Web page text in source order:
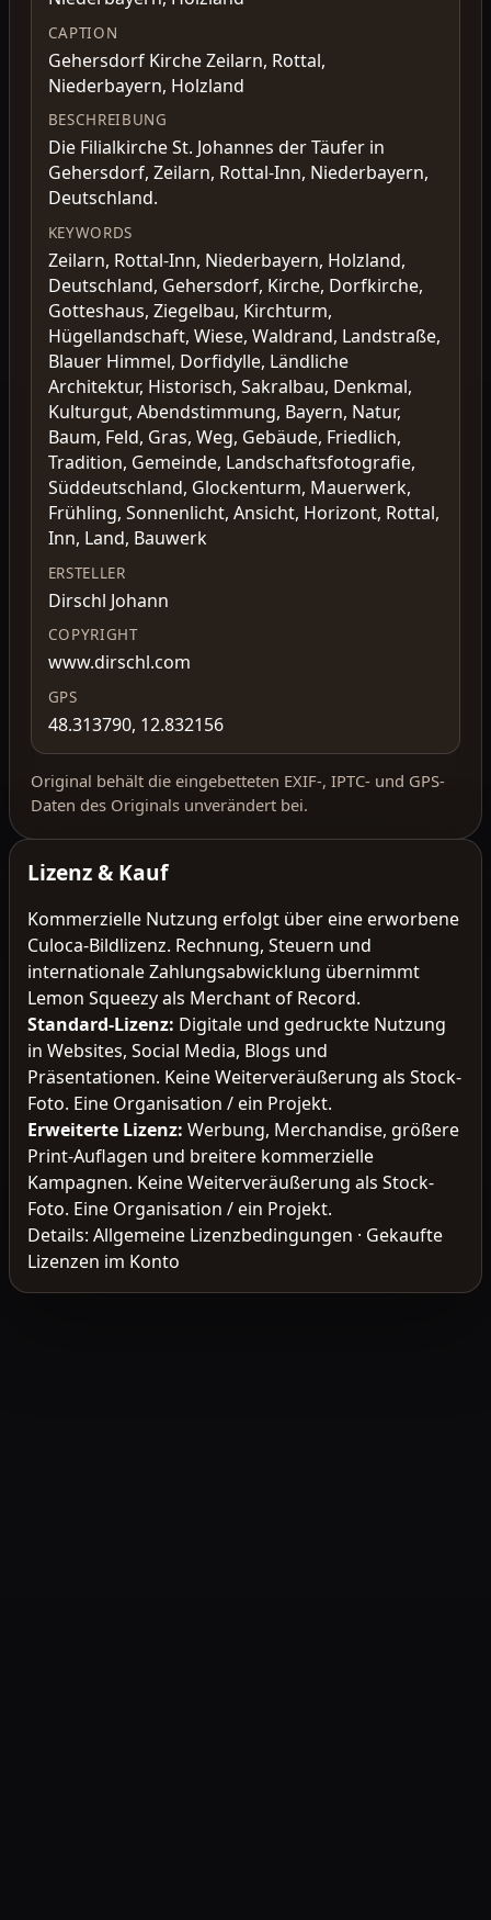
CAPTION
Gehersdorf Kirche Zeilarn, Rottal,
Niederbayern, Holzland
BESCHREIBUNG
Die Filialkirche St. Johannes der Täufer in
Gehersdorf, Zeilarn, Rottal-Inn, Niederbayern,
Deutschland.
KEYWORDS
Zeilarn, Rottal-Inn, Niederbayern, Holzland,
Deutschland, Gehersdorf, Kirche, Dorfkirche,
Gotteshaus, Ziegelbau, Kirchturm,
Hügellandschaft, Wiese, Waldrand, Landstraße,
Blauer Himmel, Dorfidylle, Ländliche
Architektur, Historisch, Sakralbau, Denkmal,
Kulturgut, Abendstimmung, Bayern, Natur,
Baum, Feld, Gras, Weg, Gebäude, Friedlich,
Tradition, Gemeinde, Landschaftsfotografie,
Süddeutschland, Glockenturm, Mauerwerk,
Frühling, Sonnenlicht, Ansicht, Horizont, Rottal,
Inn, Land, Bauwerk
ERSTELLER
Dirschl Johann
COPYRIGHT
www.dirschl.com
GPS
48.313790, 12.832156
Original behält die eingebetteten EXIF-, IPTC- und GPS-
Daten des Originals unverändert bei.
Lizenz & Kauf
Kommerzielle Nutzung erfolgt über eine erworbene
Culoca-Bildlizenz. Rechnung, Steuern und
internationale Zahlungsabwicklung übernimmt
Lemon Squeezy als Merchant of Record.
Standard-Lizenz: Digitale und gedruckte Nutzung
in Websites, Social Media, Blogs und
Präsentationen. Keine Weiterveräußerung als Stock-
Foto. Eine Organisation / ein Projekt.
Erweiterte Lizenz: Werbung, Merchandise, größere
Print-Auflagen und breitere kommerzielle
Kampagnen. Keine Weiterveräußerung als Stock-
Foto. Eine Organisation / ein Projekt.
Details: Allgemeine Lizenzbedingungen · Gekaufte
Lizenzen im Konto